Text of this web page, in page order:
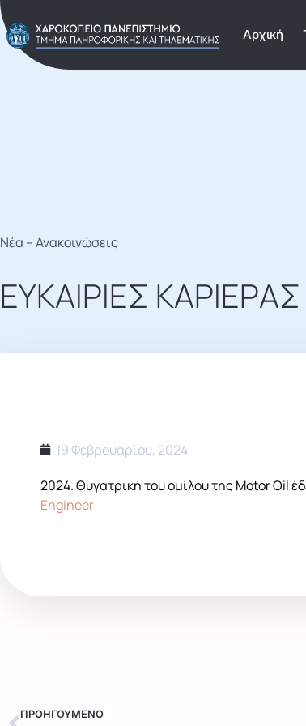
Αρχική
Νέα – Ανακοινώσεις
ΕΥΚΑΙΡΊΕΣ ΚΑΡΙΈΡΑΣ
19 Φεβρουαρίου, 2024
2024. Θυγατρική του ομίλου της Motor Oil
Engineer
ΠΡΟΗΓΟΥΜΕΝΟ